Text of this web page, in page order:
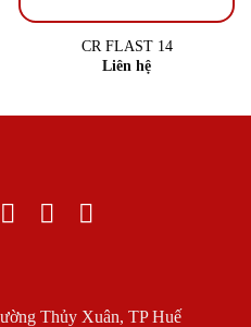
CR FLAST 14
Liên hệ
Thủy Xuân, TP Huế